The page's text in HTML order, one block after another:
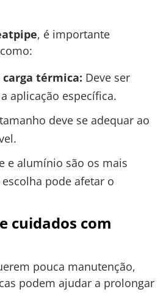
, é importante
carga térmica: Deve ser
aplicação específica.
deve se adequar ao
e alumínio são os mais
pode afetar o
cuidados com
pouca manutenção,
podem ajudar a prolongar